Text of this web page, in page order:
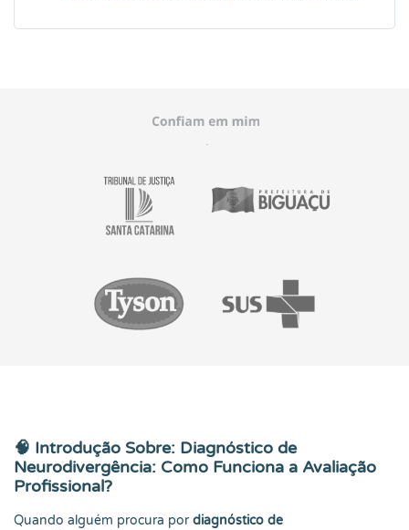
🧠 Introdução Sobre: Diagnóstico de
Neurodivergência: Como Funciona a Avaliação
Profissional?
Quando alguém procura pordiagnóstico de